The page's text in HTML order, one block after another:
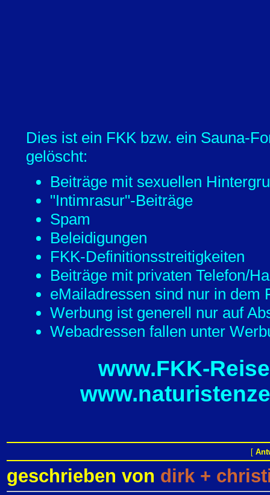
Dies ist ein FKK bzw. ein Sauna-
gelöscht:
Beiträge mit sexuellen
"Intimrasur"-Beiträge
Spam
Beleidigungen
FKK-Definitionsstreitigkeiten
Beiträge mit privaten Telefon/
eMailadressen sind nur in dem
Werbung ist generell nur auf
Webadressen fallen unter
www.FKK-
[
geschrieben von dirk +